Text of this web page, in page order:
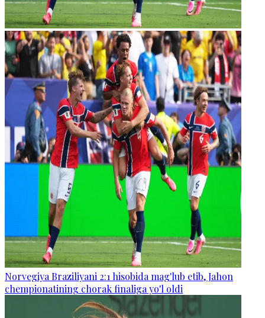
Norvegiya Braziliyani 2:1 hisobida mag'lub etib, Jahon
chempionatining chorak finaliga yo'l oldi